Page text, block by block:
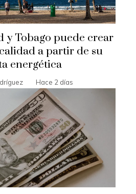
y Tobago puede crear
a partir de su
energética
Hace 2 días